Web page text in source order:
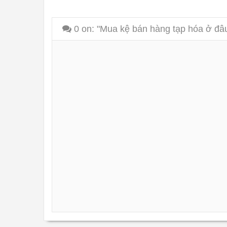
0 on: "Mua kệ bán hàng tạp hóa ở